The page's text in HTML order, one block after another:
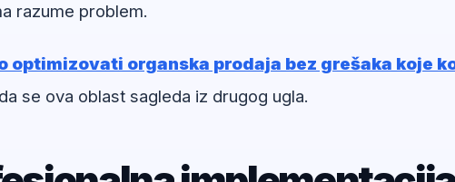
razume problem.
optimizovati organska prodaja bez grešaka koje
se ova oblast sagleda iz drugog ugla.